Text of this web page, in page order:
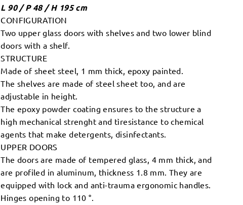
L 90 / P 48 / H 195 cm
CONFIGURATION
Two upper glass doors with shelves and two lower blind
doors with a shelf.
STRUCTURE
Made of sheet steel, 1 mm thick, epoxy painted.
The shelves are made of steel sheet too, and are
adjustable in height.
The epoxy powder coating ensures to the structure a
high mechanical strenght and tìresistance to chemical
agents that make detergents, disinfectants.
UPPER DOORS
The doors are made of tempered glass, 4 mm thick, and
are profiled in aluminum, thickness 1.8 mm. They are
equipped with lock and anti-trauma ergonomic handles.
Hinges opening to 110 °.